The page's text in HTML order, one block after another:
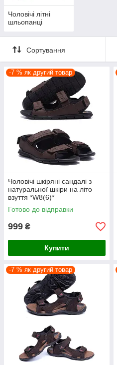
Чоловічі літні
шльопанці
Сортування
-7 % як другий товар
Чоловічі шкіряні сандалі з
натуральної шкіри на літо
взуття *W8(6)*
Готово до відправки
999 ₴
Купити
-7 % як другий товар